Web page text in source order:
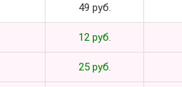
49 руб.
12 руб.
25 руб.